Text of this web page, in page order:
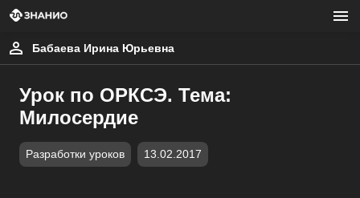
Бабаева Ирина Юрьевна
Урок по ОРКСЭ. Тема:
Милосердие
Разработки уроков 13.02.2017